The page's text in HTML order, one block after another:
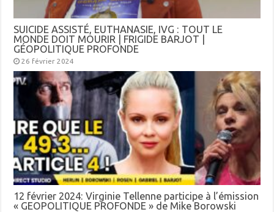
SUICIDE ASSISTÉ, EUTHANASIE, IVG : TOUT LE
MONDE DOIT MOURIR | FRIGIDE BARJOT |
GÉOPOLITIQUE PROFONDE
26 février 2024
12 février 2024: Virginie Tellenne participe à l’émission
« GEOPOLITIQUE PROFONDE » de Mike Borowski